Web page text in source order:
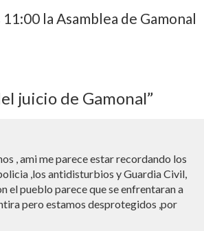
la Asamblea de Gamonal
juicio de Gamonal”
, ami me parece estar recordando los
,los antidisturbios y Guardia Civil,
el pueblo parece que se enfrentaran a
pero estamos desprotegidos ,por